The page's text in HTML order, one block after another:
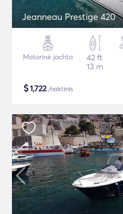
Jeanneau Prestige 420
Motorinė jachta
42 ft
13 m
$1,722/naktinis